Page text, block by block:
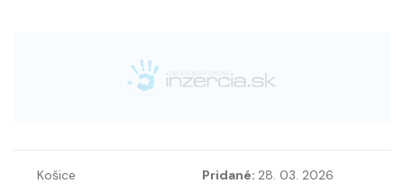
Košice Pridané: 28. 03. 2026